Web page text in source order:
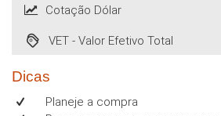
Cotação Dólar
VET - Valor Efetivo Total
Dicas
Planeje a compra